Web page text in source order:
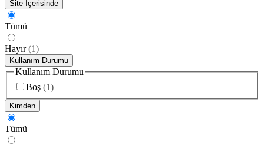
Site İçerisinde
Tümü
Hayır (1)
Kullanım Durumu
Kullanım Durumu
Boş (1)
Kimden
Tümü